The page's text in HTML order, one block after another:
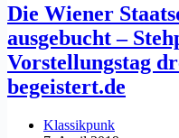
Die Wiener
ausgebucht –
Vorstellungstag
begeistert.de
Klassikpunk